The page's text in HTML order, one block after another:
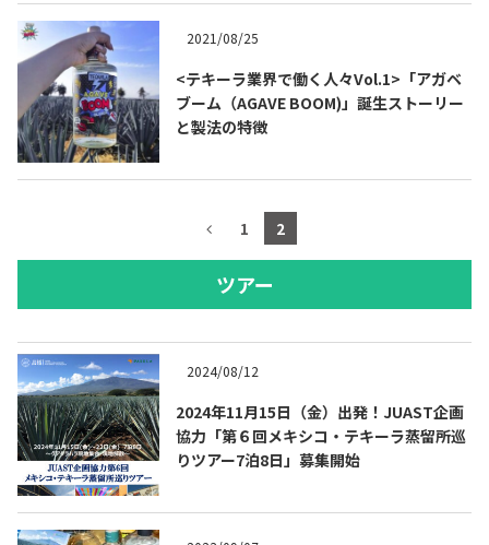
2021/08/25
<テキーラ業界で働く人々Vol.1>「アガベ
ブーム（AGAVE BOOM)」誕生ストーリー
と製法の特徴
1 2
ツアー
2024/08/12
2024年11月15日（金）出発！JUAST企画
協力「第６回メキシコ・テキーラ蒸留所巡
りツアー7泊8日」募集開始